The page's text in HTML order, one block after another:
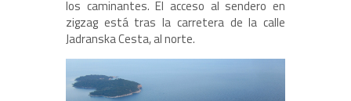
los caminantes. El acceso al sendero en
zigzag está tras la carretera de la calle
Jadranska Cesta, al norte.